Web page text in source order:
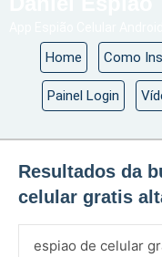
Home Como
Painel Login
Resultados da
celular gratis